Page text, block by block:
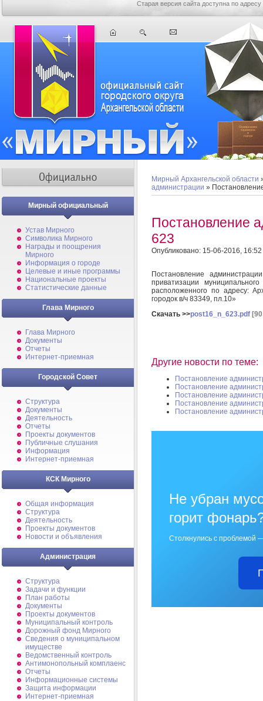
Старая версия сайта доступна по адресу
Мирный официальный
Устав Мирного
Символика Мирного
Награды и поощрения
Мирного
Информация о городе
Целевые и иные программы
Национальные проекты
Статистические данные
Глава Мирного
Глава Мирного
Документы
Отчеты
Интернет-приемная
Городской Совет
Структура
Документы
Деятельность
Отчеты
Проекты документов
Публичные слушания
Информация
Интернет-приемная
КСК Мирного
Общая информация
Структура
Деятельность
Проекты документов
Новости и объявления
Администрация
Структура
Задачи и функции
План работы
Документы
Проекты документов
Муниципальный контроль
Дорожный фонд Мирного
Cведения о муниципальном
имуществе
Ведомственный контроль
Антимонопольный комплаенс
Отчеты
Информационные системы
Защита информации
Интернет-приемная
Мирный Архангельской области
администрации »
Постановление
623
Опубликовано: 15-06-2016, 16:52
Постановление
приватизации
расположенного по адресу:
городок в/ч 83349, пл.10»
Скачать >>post16_n_623.pdf
Другие новости по теме:
Постановление
Постановление
Постановление
Постановление
Постановление
Не убран
горит
Столкнулись с проблемой